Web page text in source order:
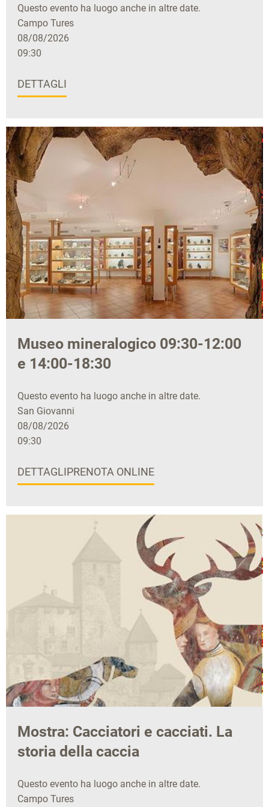
Questo evento ha luogo anche in altre date.
Campo Tures
08/08/2026
09:30
DETTAGLI
Museo mineralogico 09:30-12:00
e 14:00-18:30
Questo evento ha luogo anche in altre date.
San Giovanni
08/08/2026
09:30
DETTAGLIPRENOTA ONLINE
Mostra: Cacciatori e cacciati. La
storia della caccia
Questo evento ha luogo anche in altre date.
Campo Tures